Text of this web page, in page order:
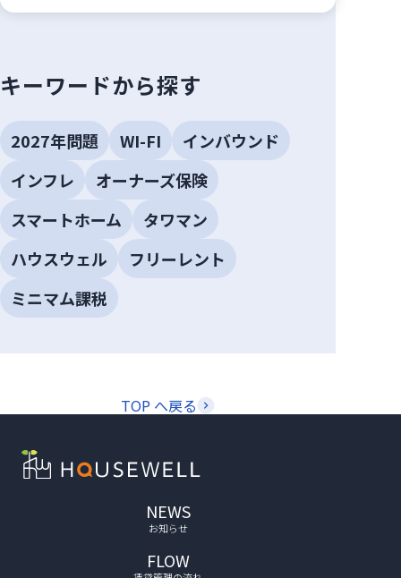
キーワードから探す
2027年問題 WI-FI
インバウンド
インフレ
オーナーズ保険
スマートホーム
タワマン
ハウスウェル
フリーレント
ミニマム課税
TOP へ戻る
NEWS
お知らせ
FLOW